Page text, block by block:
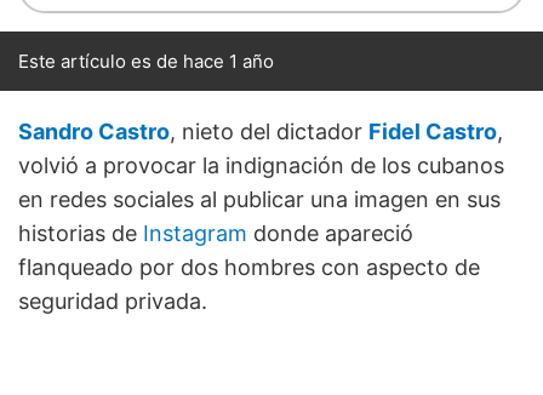
Este artículo es de hace 1 año
Sandro Castro, nieto del dictador Fidel Castro,
volvió a provocar la indignación de los cubanos
en redes sociales al publicar una imagen en sus
historias de Instagram donde apareció
flanqueado por dos hombres con aspecto de
seguridad privada.